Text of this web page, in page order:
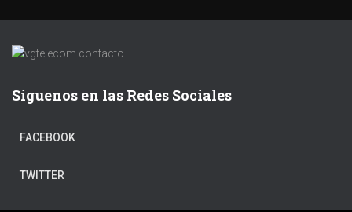
Síguenos en las Redes Sociales
FACEBOOK
TWITTER